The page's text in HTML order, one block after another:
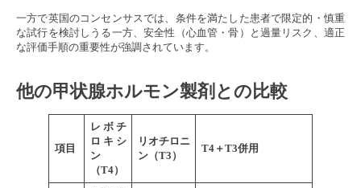
一方で英国のコンセンサスでは、条件を満たした患者で限定的・慎重
な試行を検討しうる一方、安全性（心血管・骨）と過量リスク、適正
な評価手順の重要性が強調されています。
他の甲状腺ホルモン製剤との 比較
項目
レボチ
ロキシ
ン
（T4）
リオチロニ
ン（T3）
T4＋T3併用